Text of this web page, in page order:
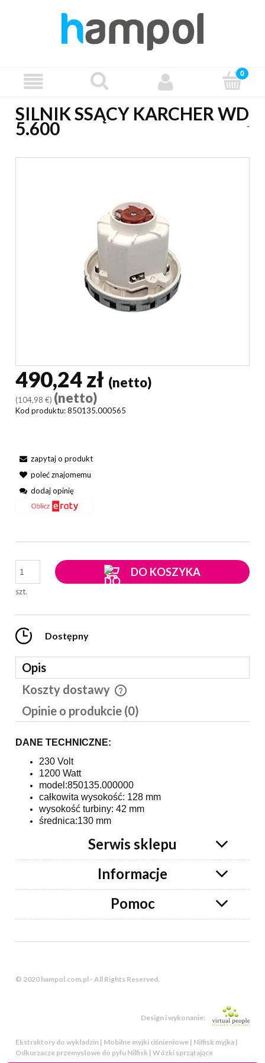
SILNIK SSĄCY KARCHER WD
5.600 -
490,24 zł (netto)
(104,98 €) (netto)
Kod produktu:850135.000565
zapytaj o produkt
poleć znajomemu
dodaj opinię
szt.
DO KOSZYKA
Dostępny
Opis
Koszty dostawy
Cena nie zawiera ewentualnych kosztów płatności
Opinie o produkcie (0)
DANE TECHNICZNE:
230 Volt
1200 Watt
model:850135.000000
całkowita wysokość: 128 mm
wysokość turbiny: 42 mm
średnica:130 mm
Serwis sklepu
Informacje
Pomoc
© 2020 hampol.com.pl - All Rights Reserved.
Design i wykonanie:
Ekstraktory do wykładzin | Mobilne myjki ciśnieniowe | Nilfisk myjka |
Odkurzacze przemysłowe do pyłu Nilfisk | Wózki sprzątające